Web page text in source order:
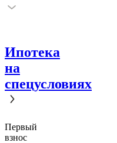
Ипотека
на
спецусловиях
Первый
взнос